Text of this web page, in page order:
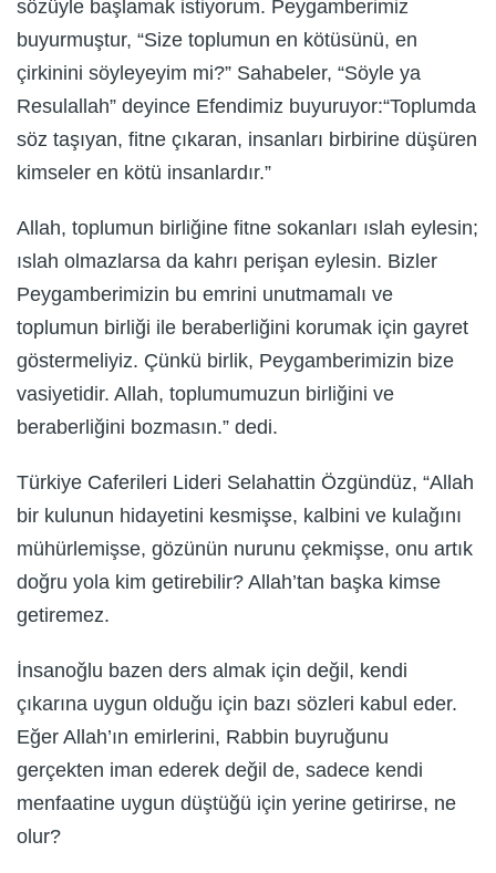
sözüyle başlamak istiyorum. Peygamberimiz
buyurmuştur, “Size toplumun en kötüsünü, en
çirkinini söyleyeyim mi?” Sahabeler, “Söyle ya
Resulallah” deyince Efendimiz buyuruyor:“Toplumda
söz taşıyan, fitne çıkaran, insanları birbirine düşüren
kimseler en kötü insanlardır.”
Allah, toplumun birliğine fitne sokanları ıslah eylesin;
ıslah olmazlarsa da kahrı perişan eylesin. Bizler
Peygamberimizin bu emrini unutmamalı ve
toplumun birliği ile beraberliğini korumak için gayret
göstermeliyiz. Çünkü birlik, Peygamberimizin bize
vasiyetidir. Allah, toplumumuzun birliğini ve
beraberliğini bozmasın.” dedi.
Türkiye Caferileri Lideri Selahattin Özgündüz, “Allah
bir kulunun hidayetini kesmişse, kalbini ve kulağını
mühürlemişse, gözünün nurunu çekmişse, onu artık
doğru yola kim getirebilir? Allah’tan başka kimse
getiremez.
İnsanoğlu bazen ders almak için değil, kendi
çıkarına uygun olduğu için bazı sözleri kabul eder.
Eğer Allah’ın emirlerini, Rabbin buyruğunu
gerçekten iman ederek değil de, sadece kendi
menfaatine uygun düştüğü için yerine getirirse, ne
olur?